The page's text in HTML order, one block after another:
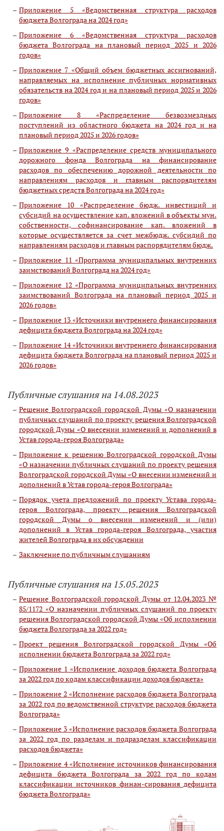
Приложение 5 «Ведомственная структура расходов
бюджета Волгограда на 2024 год»
Приложение 6 «Ведомственная структура расходов
бюджета Волгограда на плановый период 2025 и 2026
годов»
Приложение 7 «Общий объем бюджетных ассигнований,
направляемых на исполнение публичных нормативных
обязательств на 2024 год и на плановый период 2025 и 2026
годов»
Приложение 8 «Распределение безвозмездных
поступлений из областного бюджета на 2024 год и на
плановый период 2025 и 2026 годов»
Приложение 9 «Распределение средств муниципального
дорожного фонда Волгограда на финансирование
расходов по обеспечению дорожной деятельности по
направлениям расходов и главным распорядителям
бюджетных средств Волгограда на 2024 год»
Приложение 10 «Распределение бюдж. инвестиций и
субсидий на осуществление кап. вложений в объекты мун.
собственности, софинансирование кап. вложений в
которые осуществляется за счет межбюдж. субсидий по
направлениям расходов и главным распорядителям бюдж.
Приложение 11 «Программа муниципальных внутренних
заимствований Волгограда на 2024 год»
Приложение 12 «Программа муниципальных внутренних
заимствований Волгограда на плановый период 2025 и
2026 годов»
Приложение 13 «Источники внутреннего финансирования
дефицита бюджета Волгограда на 2024 год»
Приложение 14 «Источники внутреннего финансирования
дефицита бюджета Волгограда на плановый период 2025 и
2026 годов»
Публичные слушания на 14.08.2023
Решение Волгоградской городской Думы «О назначении
публичных слушаний по проекту решения Волгоградской
городской Думы «О внесении изменений и дополнений в
Устав города-героя Волгограда»
Приложение к решению Волгоградской городской Думы
«О назначении публичных слушаний по проекту решения
Волгоградской городской Думы «О внесении изменений и
дополнений в Устав города-героя Волгограда»
Порядок учета предложений по проекту Устава города-
героя Волгограда, проекту решения Волгоградской
городской Думы о внесении изменений и (или)
дополнений в Устав города-героя Волгограда, участия
жителей Волгограда в их обсуждении
Заключение по публичным слушаниям
Публичные слушания на 15.05.2023
Решение Волгоградской городской Думы от 12.04.2023 №
85/1172 «О назначении публичных слушаний по проекту
решения Волгоградской городской Думы «Об исполнении
бюджета Волгограда за 2022 год»
Проект решения Волгоградской городской Думы «Об
исполнении бюджета Волгограда за 2022 год»
Приложение 1 «Исполнение доходов бюджета Волгограда
за 2022 год по кодам классификации доходов бюджета»
Приложение 2 «Исполнение расходов бюджета Волгограда
за 2022 год по ведомственной структуре расходов бюджета
Волгограда»
Приложение 3 «Исполнение расходов бюджета Волгограда
за 2022 год по разделам и подразделам классификации
расходов бюджета»
Приложение 4 «Исполнение источников финансирования
дефицита бюджета Волгограда за 2022 год по кодам
классификации источников финан-сирования дефицита
бюджета Волгограда»